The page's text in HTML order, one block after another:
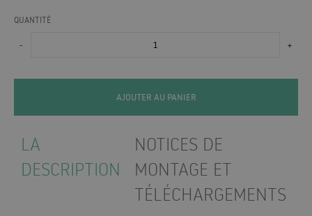
QUANTITÉ
- +
AJOUTER AU PANIER
LA
DESCRIPTION
NOTICES DE
MONTAGE ET
TÉLÉCHARGEMENTS